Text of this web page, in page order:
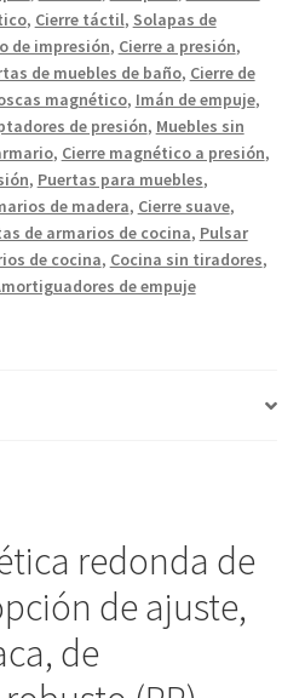
, Cierre táctil, Solapas de
de impresión, Cierre a presión,
de muebles de baño, Cierre de
magnético, Imán de empuje,
de presión, Muebles sin
, Cierre magnético a presión,
, Puertas para muebles,
de madera, Cierre suave,
de armarios de cocina, Pulsar
de cocina, Cocina sin tiradores,
de empuje
redonda de
de ajuste,
de